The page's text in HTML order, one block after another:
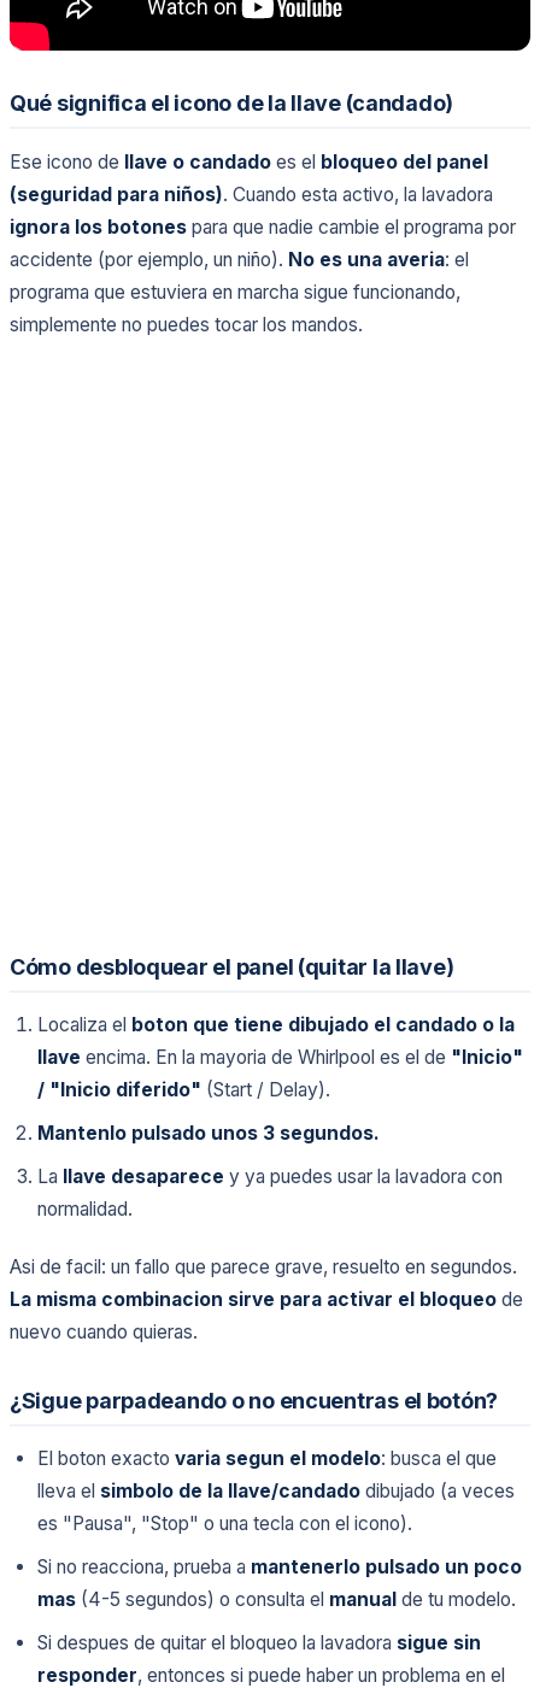
Qué significa el icono de la llave (candado)
Ese icono de llave o candado es el bloqueo del panel
(seguridad para niños). Cuando esta activo, la lavadora
ignora los botones para que nadie cambie el programa por
accidente (por ejemplo, un niño). No es una averia: el
programa que estuviera en marcha sigue funcionando,
simplemente no puedes tocar los mandos.
Cómo desbloquear el panel (quitar la llave)
Localiza el boton que tiene dibujado el candado o la
llave encima. En la mayoria de Whirlpool es el de "Inicio"
/ "Inicio diferido" (Start / Delay).
Mantenlo pulsado unos 3 segundos.
La llave desaparece y ya puedes usar la lavadora con
normalidad.
Asi de facil: un fallo que parece grave, resuelto en segundos.
La misma combinacion sirve para activar el bloqueo de
nuevo cuando quieras.
¿Sigue parpadeando o no encuentras el botón?
El boton exactovaria segun el modelo: busca el que
lleva el simbolo de la llave/candado dibujado (a veces
es "Pausa", "Stop" o una tecla con el icono).
Si no reacciona, prueba a mantenerlo pulsado un poco
mas (4-5 segundos) o consulta el manual de tu modelo.
Si despues de quitar el bloqueo la lavadora sigue sin
responder, entonces si puede haber un problema en el